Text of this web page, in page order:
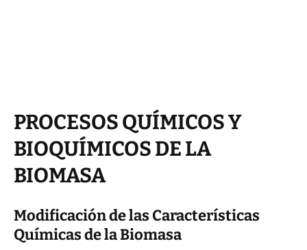
PROCESOS QUÍMICOS Y
BIOQUÍMICOS DE LA
BIOMASA
Modificación de las Características
Químicas de la Biomasa